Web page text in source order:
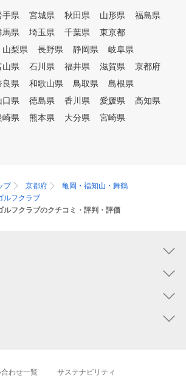
手県 宮城県 秋田県 山形県
福島県
馬県 埼玉県 千葉県
東京都
山梨県 長野県 静岡県
岐阜県
山県 石川県 福井県 滋賀県
京都府
良県 和歌山県 鳥取県
島根県
口県 徳島県 香川県 愛媛県
高知県
崎県 熊本県 大分県
宮崎県
プ 京都府
亀岡・福知山・舞鶴
ルフクラブ
ルフクラブのクチコミ・評判・評価
わせ一覧 サステナビリティ